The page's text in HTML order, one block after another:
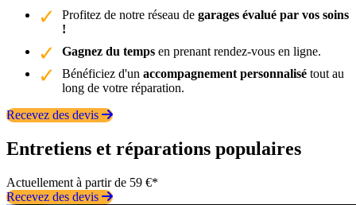
Profitez de notre réseau de garages évalué par vos soins
!
Gagnez du temps en prenant rendez-vous en ligne.
Bénéficiez d'un accompagnement personnalisé tout au
long de votre réparation.
Recevez des devis
Entretiens et réparations populaires
Actuellement à partir de 59 €*
Recevez des devis